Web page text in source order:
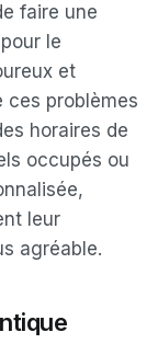
faire une
le
et
ces problèmes
horaires de
occupés ou
leur
agréable.